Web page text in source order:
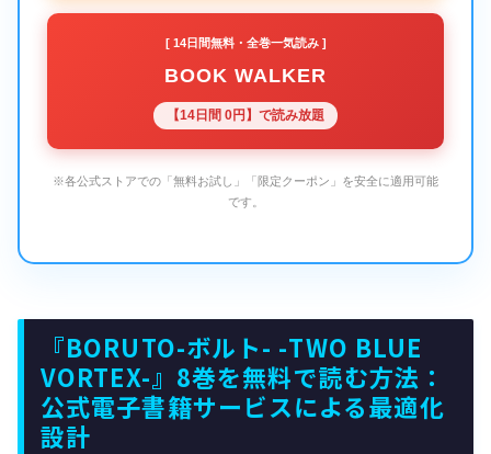
[ 14日間無料・全巻一気読み ]
BOOK WALKER
【14日間 0円】で読み放題
※各公式ストアでの「無料お試し」「限定クーポン」を安全に適用可能
です。
『BORUTO-ボルト- -TWO BLUE
VORTEX-』8巻を無料で読む方法：
公式電子書籍サービスによる最適化
設計